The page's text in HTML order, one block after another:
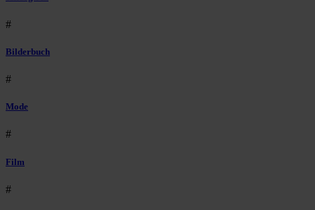
#
Bilderbuch
#
Mode
#
Film
#